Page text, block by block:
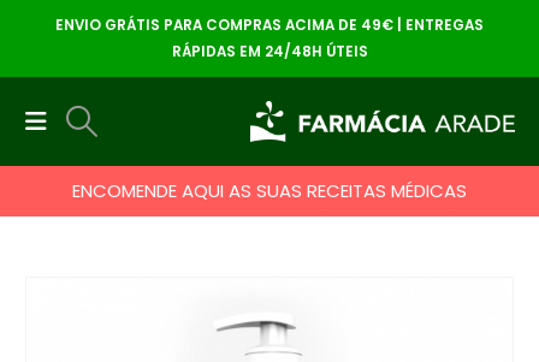
ENVIO GRÁTIS PARA COMPRAS ACIMA DE 49€ | ENTREGAS
RÁPIDAS EM 24/48H ÚTEIS
ENCOMENDE AQUI AS SUAS RECEITAS MÉDICAS